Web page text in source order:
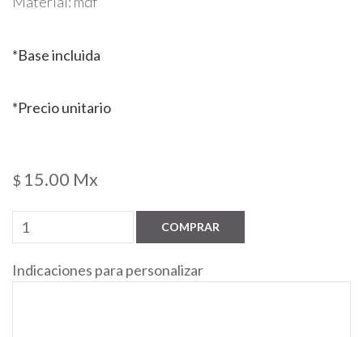
*Base incluida
*Precio unitario
$ 15.00 Mx
COMPRAR
Indicaciones para personalizar